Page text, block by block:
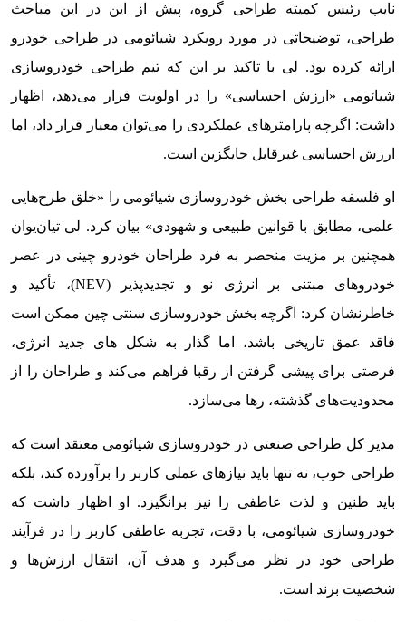
نایب رئیس کمیته طراحی گروه، پیش از این در این مباحث
طراحی، توضیحاتی در مورد رویکرد شیائومی در طراحی خودرو
ارائه کرده بود. لی با تاکید بر این که تیم طراحی خودروسازی
شیائومی «ارزش احساسی» را در اولویت قرار می‌دهد، اظهار
داشت: اگرچه پارامترهای عملکردی را می‌توان معیار قرار داد، اما
ارزش احساسی غیرقابل جایگزین است.
او فلسفه طراحی بخش خودروسازی شیائومی را «خلق طرح‌هایی
علمی، مطابق با قوانین طبیعی و شهودی» بیان کرد. لی تیان‌یوان
همچنین بر مزیت منحصر به فرد طراحان خودرو چینی در عصر
خودروهای مبتنی بر انرژی نو و تجدیدپذیر (NEV)، تأکید و
خاطرنشان کرد: اگرچه بخش خودروسازی سنتی چین ممکن است
فاقد عمق تاریخی باشد، اما گذار به شکل های جدید انرژی،
فرصتی برای پیشی گرفتن از رقبا فراهم می‌کند و طراحان را از
محدودیت‌های گذشته، رها می‌سازد.
مدیر کل طراحی صنعتی در خودروسازی شیائومی معتقد است که
طراحی خوب، نه تنها باید نیازهای عملی کاربر را برآورده کند، بلکه
باید طنین و لذت عاطفی را نیز برانگیزد. او اظهار داشت که
خودروسازی شیائومی، با دقت، تجربه عاطفی کاربر را در فرآیند
طراحی خود در نظر می‌گیرد و هدف آن، انتقال ارزش‌ها و
شخصیت برند است.